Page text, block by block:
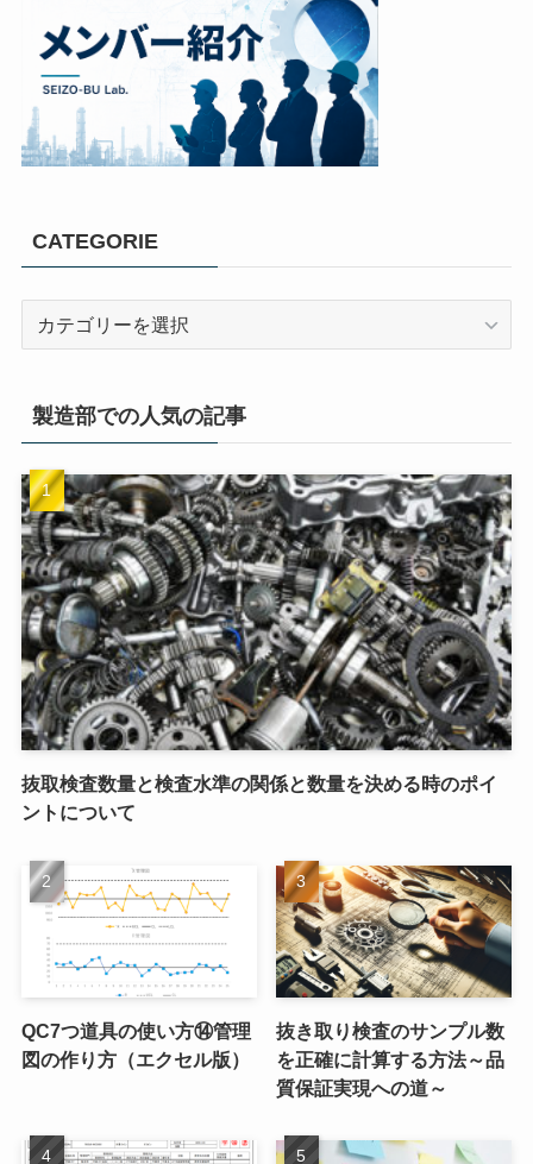
CATEGORIE
製造部での人気の記事
抜取検査数量と検査水準の関係と数量を決める時のポイ
ントについて
QC7つ道具の使い方⑭管理
図の作り方（エクセル版）
抜き取り検査のサンプル数
を正確に計算する方法～品
質保証実現への道～